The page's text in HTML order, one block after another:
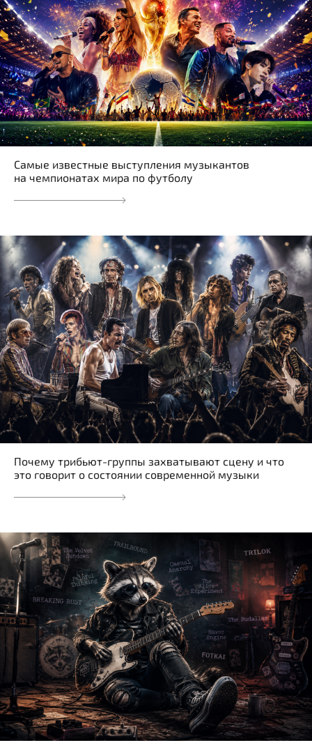
Самые известные выступления музыкантов
на чемпионатах мира по футболу
Почему трибьют-группы захватывают сцену и что
это говорит о состоянии современной музыки